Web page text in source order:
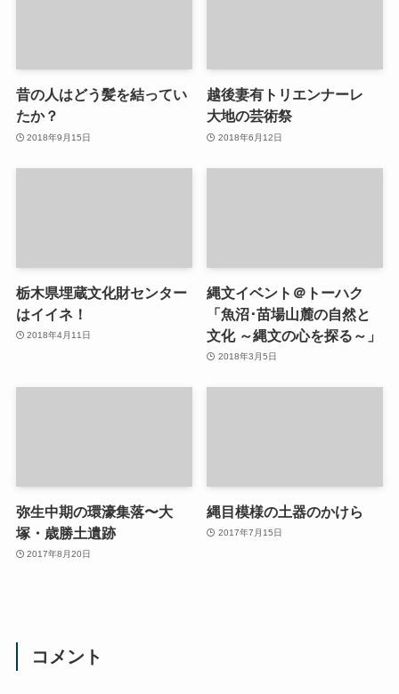
昔の人はどう髪を結ってい
たか？
2018年9月15日
越後妻有トリエンナーレ
大地の芸術祭
2018年6月12日
栃木県埋蔵文化財センター
はイイネ！
2018年4月11日
縄文イベント＠トーハク
「魚沼･苗場山麓の自然と
文化 ～縄文の心を探る～」
2018年3月5日
弥生中期の環濠集落〜大
塚・歳勝土遺跡
2017年8月20日
縄目模様の土器のかけら
2017年7月15日
コメント